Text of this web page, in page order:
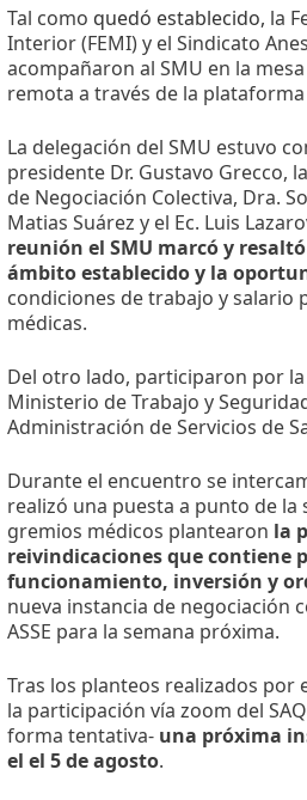
Tal como quedó establecido, la
Interior (FEMI) y el Sindicato
acompañaron al SMU en la
remota a través de la
La delegación del SMU estuvo
presidente Dr. Gustavo Grecco,
de Negociación Colectiva, Dra.
Matias Suárez y el Ec. Luis
reunión el SMU marcó y
ámbito establecido y la
condiciones de trabajo y salario
médicas.
Del otro lado, participaron por
Ministerio de Trabajo y
Administración de Servicios de
Durante el encuentro se
realizó una puesta a punto de la
gremios médicos plantearon la
reivindicaciones que contiene
funcionamiento, inversión y
nueva instancia de negociación
ASSE para la semana próxima.
Tras los planteos realizados por
la participación vía zoom del
forma tentativa- una próxima
el el 5 de agosto.